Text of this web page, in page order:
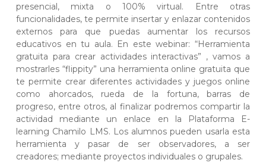
presencial, mixta o 100% virtual. Entre otras
funcionalidades, te permite insertar y enlazar contenidos
externos para que puedas aumentar los recursos
educativos en tu aula. En este webinar: “Herramienta
gratuita para crear actividades interactivas” , vamos a
mostrarles “flippity” una herramienta online gratuita que
te permite crear diferentes actividades y juegos online
como ahorcados, rueda de la fortuna, barras de
progreso, entre otros, al finalizar podremos compartir la
actividad mediante un enlace en la Plataforma E-
learning Chamilo LMS. Los alumnos pueden usarla esta
herramienta y pasar de ser observadores, a ser
creadores; mediante proyectos individuales o grupales.